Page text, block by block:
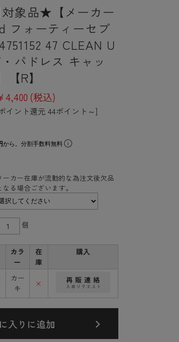
象品★【メーカー
フォーティーセブ
47 CLEAN U
パドレス キャッ
R】
(税込)
イント還元 44ポイント～]
から。分割手数料無料
ーカー在庫が流動的な為注文後欠品
なる場合ございます。
個
カラ
ー
在
庫
購入
カー
キ
×